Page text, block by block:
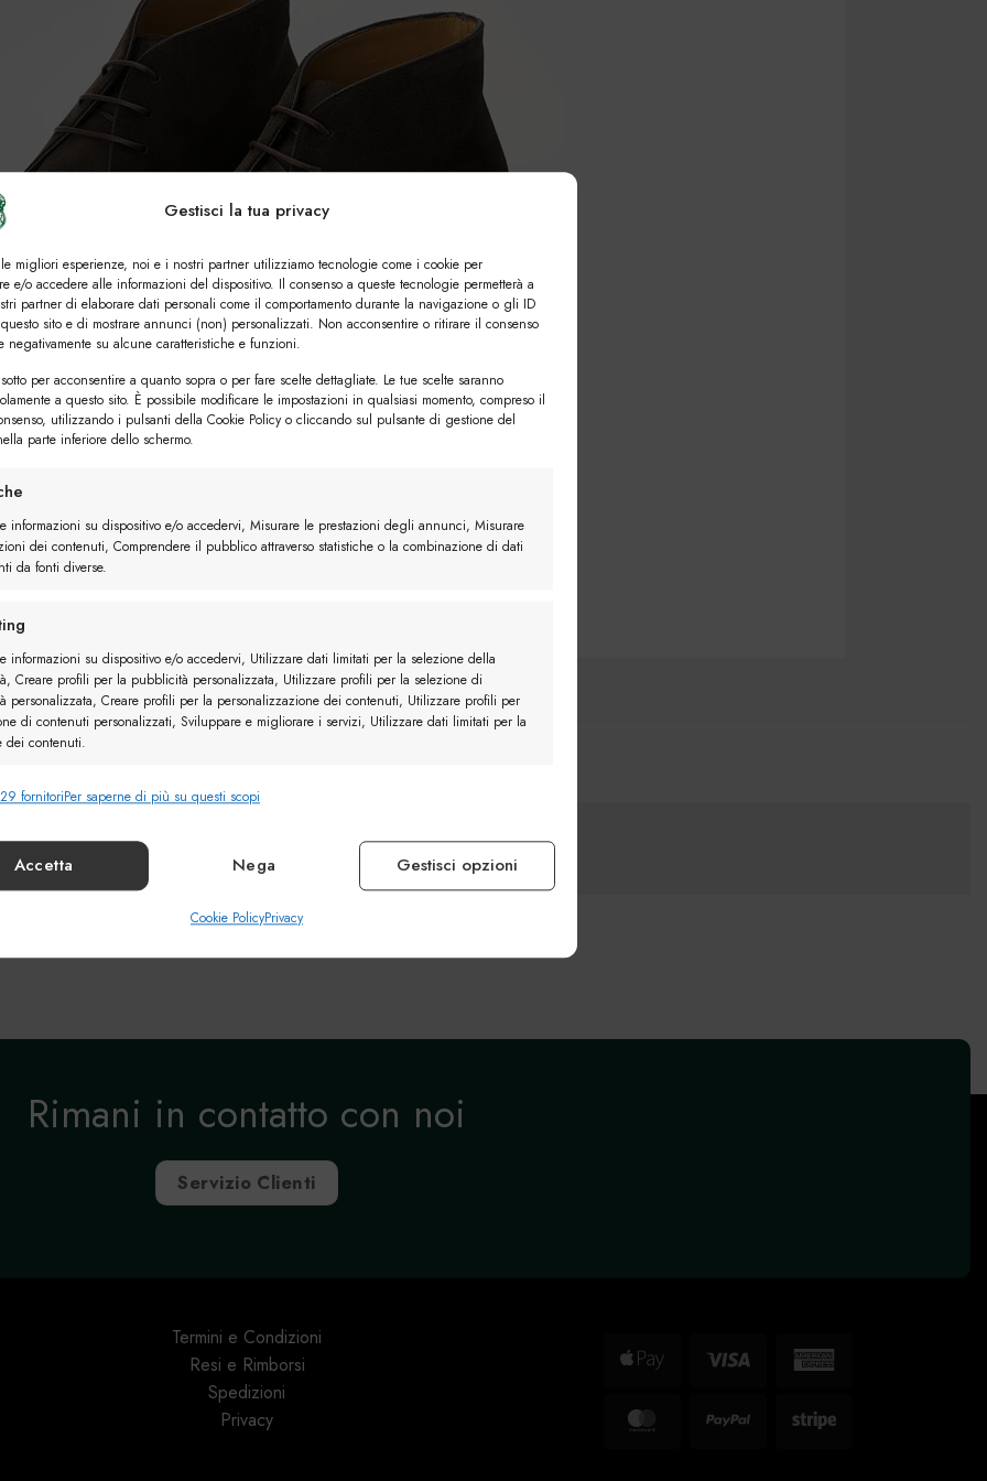
Gestisci la tua privacy
migliori esperienze, noi e i nostri partner utilizziamo tecnologie come i cookie per
e/o accedere alle informazioni del dispositivo. Il consenso a queste tecnologie permetterà a
partner di elaborare dati personali come il comportamento durante la navigazione o gli ID
sito e di mostrare annunci (non) personalizzati. Non acconsentire o ritirare il consenso
negativamente su alcune caratteristiche e funzioni.
per acconsentire a quanto sopra o per fare scelte dettagliate. Le tue scelte saranno
a questo sito. È possibile modificare le impostazioni in qualsiasi momento, compreso il
utilizzando i pulsanti della Cookie Policy o cliccando sul pulsante di gestione del
parte inferiore dello schermo.
informazioni su dispositivo e/o accedervi, Misurare le prestazioni degli annunci, Misurare
dei contenuti, Comprendere il pubblico attraverso statistiche o la combinazione di dati
da fonti diverse.
informazioni su dispositivo e/o accedervi, Utilizzare dati limitati per la selezione della
Creare profili per la pubblicità personalizzata, Utilizzare profili per la selezione di
personalizzata, Creare profili per la personalizzazione dei contenuti, Utilizzare profili per
di contenuti personalizzati, Sviluppare e migliorare i servizi, Utilizzare dati limitati per la
dei contenuti.
Identificare i dispositivi in base alle informazioni trasmesse automaticamente.
la sicurezza, prevenire e rilevare frodi, correggere
fornitoriPer saperne di più su questi scopi
Accetta Nega Gestisci opzioni
Cookie PolicyPrivacy
Rimani in contatto con noi
Servizio Clienti
Termini e Condizioni
Resi e Rimborsi
Spedizioni
Privacy
Apple
Visa
American
MasterCard
Stripe